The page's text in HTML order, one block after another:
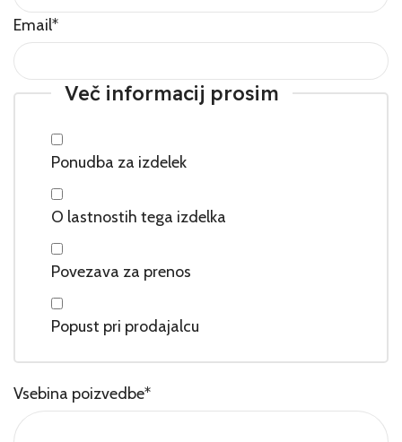
Email*
Več informacij prosim
Ponudba za izdelek
O lastnostih tega izdelka
Povezava za prenos
Popust pri prodajalcu
Vsebina poizvedbe*